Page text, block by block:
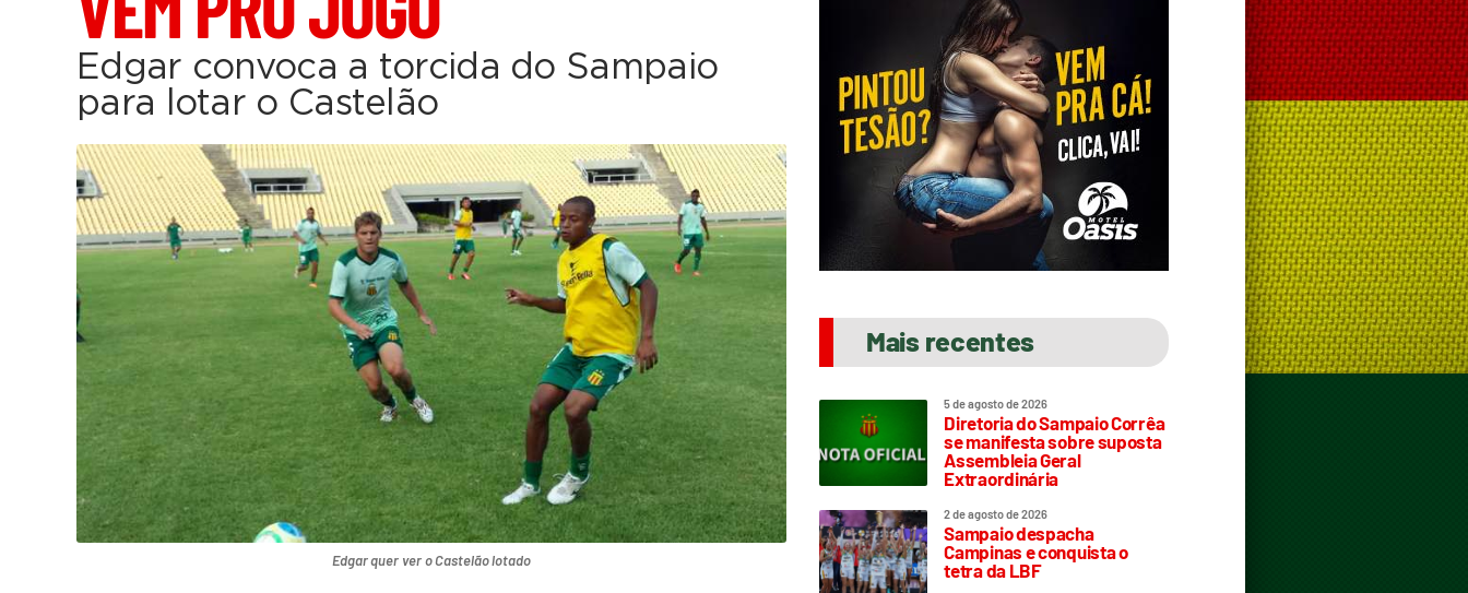
Edgar convoca a torcida do Sampaio
para lotar o Castelão
Edgar quer ver o Castelão lotado
Mais recentes
5 de agosto de 2026
Diretoria do Sampaio Corrêa
se manifesta sobre suposta
Assembleia Geral
Extraordinária
2 de agosto de 2026
Sampaio despacha
Campinas e conquista o
tetra da LBF